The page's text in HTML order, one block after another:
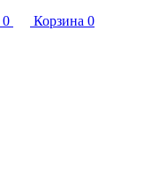
0 Корзина 0